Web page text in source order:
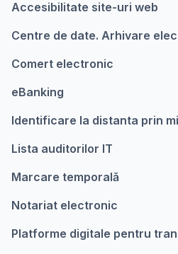
Accesibilitate site-uri web
Centre de date. Arhivare
Comert electronic
eBanking
Identificare la distanta prin
Lista auditorilor IT
Marcare temporalǎ
Notariat electronic
Platforme digitale pentru